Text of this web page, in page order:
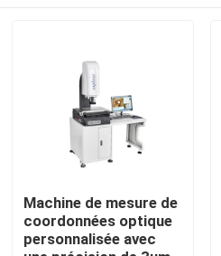
À la maison
Produits
Vidéos
Machine de mesure de
coordonnées optique
personnalisée avec